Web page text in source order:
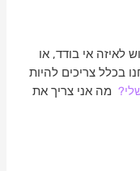
לאיזה אי בודד, או
בכלל צריכים להיות
מה אני צריך את